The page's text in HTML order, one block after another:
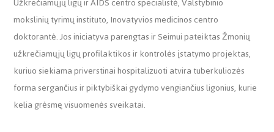
mokslinių tyrimų instituto, Inovatyvios medicinos centro
doktorantė. Jos iniciatyva parengtas ir Seimui pateiktas Žmonių
užkrečiamųjų ligų profilaktikos ir kontrolės įstatymo projektas,
kuriuo siekiama priverstinai hospitalizuoti atvira tuberkuliozės
forma sergančius ir piktybiškai gydymo vengiančius ligonius, kurie
kelia grėsmę visuomenės sveikatai.